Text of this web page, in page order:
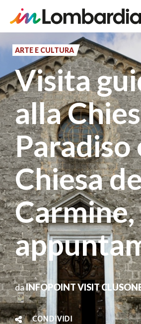
al
contenuto
principale
ARTE E CULTURA
Visita
alla
Paradiso
Chiesa
Carmine,
daINFOPOINT VISIT
CONDIVIDI